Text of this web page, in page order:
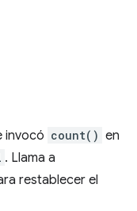
invocó count() en
. Llama a
restablecer el